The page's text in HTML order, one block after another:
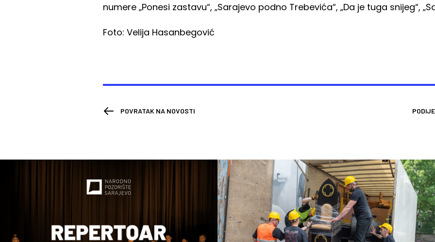
numere „Ponesi zastavu“, „Sarajevo podno Trebevića“, „Da je tuga snijeg“,
Foto: Velija Hasanbegović
POVRATAK NA NOVOSTI